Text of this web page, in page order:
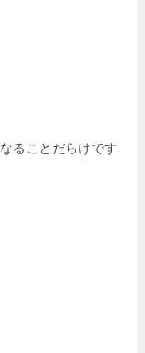
ることだらけです